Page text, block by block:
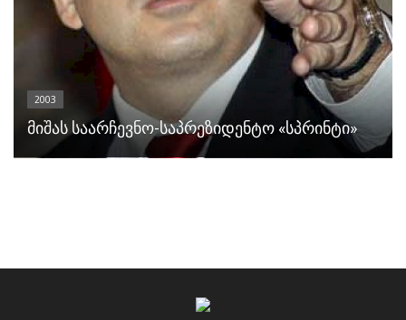
2003
მიშას საარჩევნო-საპრეზიდენტო «სპრინტი»